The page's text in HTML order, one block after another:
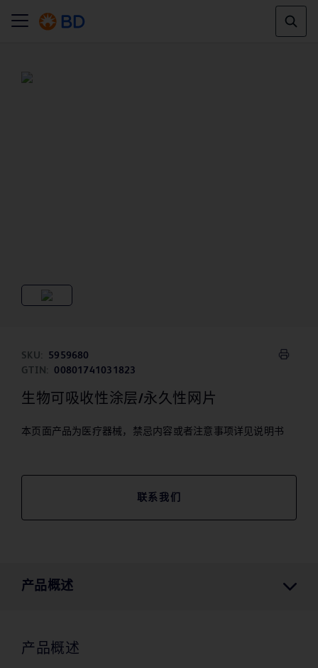
SKU:
5959680
GTIN:
00801741031823
生物可吸收性涂层/永久性网片
本页面产品为医疗器械，禁忌内容或者注意事项详见说明书
联系我们
产品概述
产品概述